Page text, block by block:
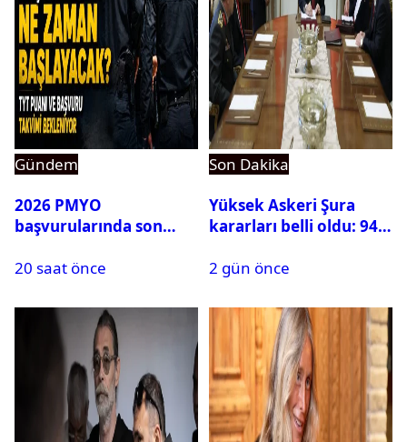
Gündem
2026 PMYO
başvurularında son
20 saat önce
Son Dakika
Yüksek Askeri Şura
kararları belli oldu: 94
2 gün önce